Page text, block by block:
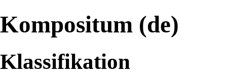
Kompositum (de)
Klassifikation